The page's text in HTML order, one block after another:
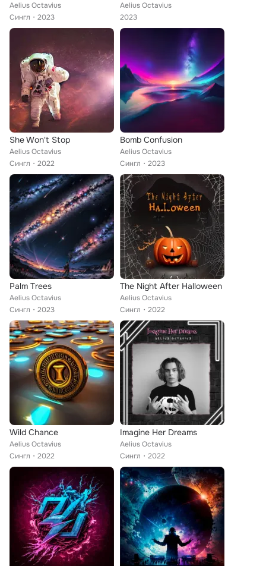
Aelius Octavius
Сингл
2023
Aelius Octavius
2023
She Won't Stop
Aelius Octavius
Сингл
2022
Bomb Confusion
Aelius Octavius
Сингл
2023
Palm Trees
Aelius Octavius
Сингл
2023
The Night After Halloween
Aelius Octavius
Сингл
2022
Wild Chance
Aelius Octavius
Сингл
2022
Imagine Her Dreams
Aelius Octavius
Сингл
2022